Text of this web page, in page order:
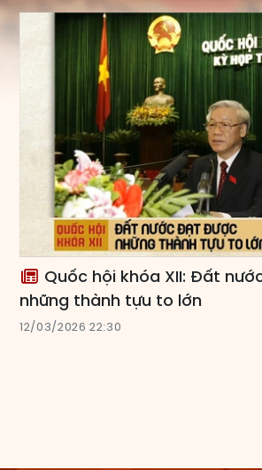
Quốc hội khóa XII: Đất
những thành tựu to lớn
12/03/2026 22:30